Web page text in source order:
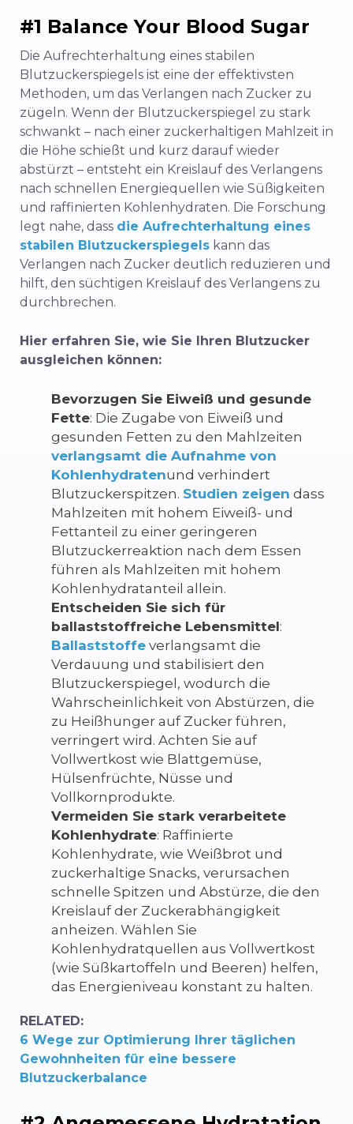
#1 Balance Your Blood Sugar
Die Aufrechterhaltung eines stabilen
Blutzuckerspiegels ist eine der effektivsten
Methoden, um das Verlangen nach Zucker zu
zügeln. Wenn der Blutzuckerspiegel zu stark
schwankt – nach einer zuckerhaltigen Mahlzeit in
die Höhe schießt und kurz darauf wieder
abstürzt – entsteht ein Kreislauf des Verlangens
nach schnellen Energiequellen wie Süßigkeiten
und raffinierten Kohlenhydraten. Die Forschung
legt nahe, dass die Aufrechterhaltung eines
stabilen Blutzuckerspiegels kann das
Verlangen nach Zucker deutlich reduzieren und
hilft, den süchtigen Kreislauf des Verlangens zu
durchbrechen.
Hier erfahren Sie, wie Sie Ihren Blutzucker
ausgleichen können:
Bevorzugen Sie Eiweiß und gesunde
Fette: Die Zugabe von Eiweiß und
gesunden Fetten zu den Mahlzeiten
verlangsamt die Aufnahme von
Kohlenhydratenund verhindert
Blutzuckerspitzen. Studien zeigen dass
Mahlzeiten mit hohem Eiweiß- und
Fettanteil zu einer geringeren
Blutzuckerreaktion nach dem Essen
führen als Mahlzeiten mit hohem
Kohlenhydratanteil allein.
Entscheiden Sie sich für
ballaststoffreiche Lebensmittel:
Ballaststoffe verlangsamt die
Verdauung und stabilisiert den
Blutzuckerspiegel, wodurch die
Wahrscheinlichkeit von Abstürzen, die
zu Heißhunger auf Zucker führen,
verringert wird. Achten Sie auf
Vollwertkost wie Blattgemüse,
Hülsenfrüchte, Nüsse und
Vollkornprodukte.
Vermeiden Sie stark verarbeitete
Kohlenhydrate: Raffinierte
Kohlenhydrate, wie Weißbrot und
zuckerhaltige Snacks, verursachen
schnelle Spitzen und Abstürze, die den
Kreislauf der Zuckerabhängigkeit
anheizen. Wählen Sie
Kohlenhydratquellen aus Vollwertkost
(wie Süßkartoffeln und Beeren) helfen,
das Energieniveau konstant zu halten.
RELATED:
6 Wege zur Optimierung Ihrer täglichen
Gewohnheiten für eine bessere
Blutzuckerbalance